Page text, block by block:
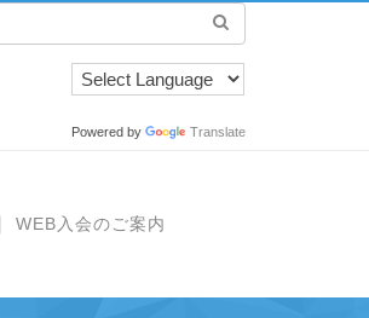
Powered by Translate
WEB入会のご案内